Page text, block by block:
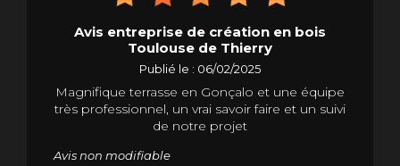
Avis entreprise de création en bois
Toulouse de Thierry
Publié le : 06/02/2025
Magnifique terrasse en Gonçalo et une équipe
très professionnel, un vrai savoir faire et un suivi
de notre projet
Avis non modifiable